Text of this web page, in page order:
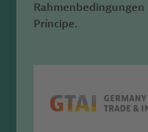
Rahmenbedingungen
Príncipe.